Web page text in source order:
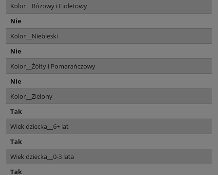
Kolor__Różowy i Fioletowy
Nie
Kolor__Niebieski
Nie
Kolor__Żółty i Pomarańczowy
Nie
Kolor__Zielony
Tak
Wiek dziecka__6+ lat
Tak
Wiek dziecka__0-3 lata
Tak